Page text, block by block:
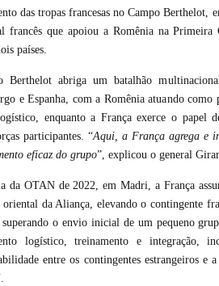
das tropas francesas no Campo Berthelot,
francês que apoiou a Romênia na
países.
Berthelot abriga um batalhão
e Espanha, com a Romênia atuando
enquanto a França exerce o papel
participantes. “Aqui, a França agrega e
eficaz do grupo”, explicou o general
da OTAN de 2022, em Madri, a França
da Aliança, elevando o contingente
superando o envio inicial de um pequeno
logístico, treinamento e integração,
entre os contingentes estrangeiros e